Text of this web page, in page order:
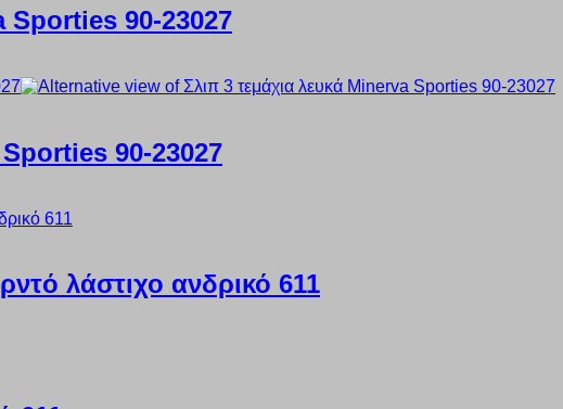
Sporties 90-23027
90-23027
λάστιχο ανδρικό 611